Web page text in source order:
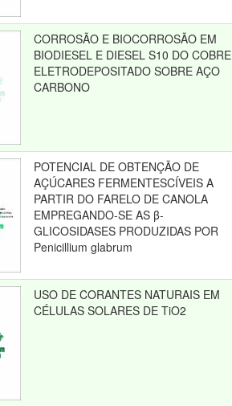
CORROSÃO E BIOCORROSÃO EM
BIODIESEL E DIESEL S10 DO COBRE
ELETRODEPOSITADO SOBRE AÇO
CARBONO
POTENCIAL DE OBTENÇÃO DE
AÇÚCARES FERMENTESCÍVEIS A
PARTIR DO FARELO DE CANOLA
EMPREGANDO-SE AS β-
GLICOSIDASES PRODUZIDAS POR
Penicillium glabrum
USO DE CORANTES NATURAIS EM
CÉLULAS SOLARES DE TiO2